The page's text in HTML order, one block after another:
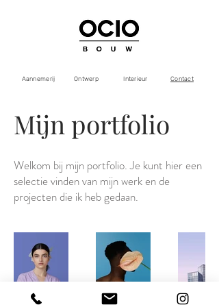
Aannemerij Ontwerp Interieur Contact
Mijn portfolio
Welkom bij mijn portfolio. Je kunt hier een
selectie vinden van mijn werk en de
projecten die ik heb gedaan.